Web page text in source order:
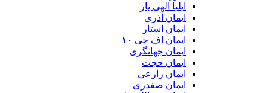
ایلیا الهی یار
ایمان آذری
ایمان استار
ایمان اف جی ۱۰
ایمان جهانگری
ایمان حجت
ایمان زارعی
ایمان صفدری